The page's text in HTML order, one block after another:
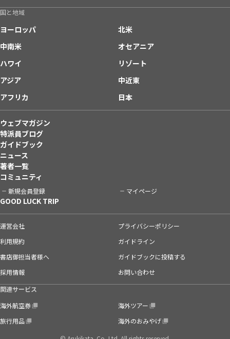
国と地域
ヨーロッパ
北米
中南米
オセアニア
ハワイ
リゾート
アジア
中近東
アフリカ
日本
ウェブマガジン
特派員ブログ
ガイドブック
ニュース
著者一覧
コミュニティ
新規会員登録 マイページ
GOOD LUCK TRIP
運営会社
プライバシーポリシー
利用規約
ガイドライン
書店御担当者様へ
ガイドブックに投稿する
採用情報
お問い合わせ
関連サービス
海外航空券
海外ツアー
旅行用品
海外のおみやげ